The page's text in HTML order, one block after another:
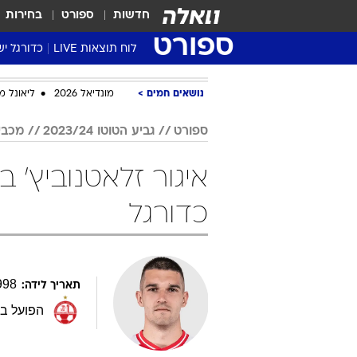
חדשות ספורט בחירות
ספורט לוח תוצאות LIVE כדורגל
ליגת העל Winner
גביע
שגרירים
נושאים חמים מונדיאל 2026 ליאונל
ספורט גביע הטוטו 2023/24
כדורגל
תאריך לידה:
הפועל